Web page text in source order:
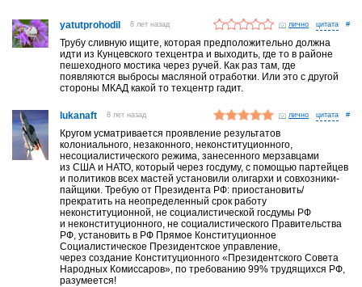
yatutprohodil 8 лет назад лично #
Трубу сливную ищите, которая предположительно должна
идти из Кунцевского техцентра и выходить, где то в районе
пешеходного мостика через ручей. Как раз там, где
появляются выбросы масляной отработки. Или это с другой
стороны МКАД какой то техцентр гадит.
lukanaft 8 лет назад лично #
Кругом усматривается проявление результатов
колониального, незаконного, неконституционного,
несоциалистического режима, занесенного мерзавцами
из США и НАТО, который через госдуму, с помощью партейцев
и политиков всех мастей установили олигархи и совхозники-
пайщики. Требую от Президента РФ: приостановить/
прекратить на неопределенный срок работу
неконституционной, не социалистической госдумы РФ
и неконституционного, не социалистического Правительства
РФ, установить в РФ Прямое Конституционное
Социалистическое Президентское управление,
через создание Конституционного «Президентского Совета
Народных Комиссаров», по требованию 99% трудящихся РФ,
разумеется!